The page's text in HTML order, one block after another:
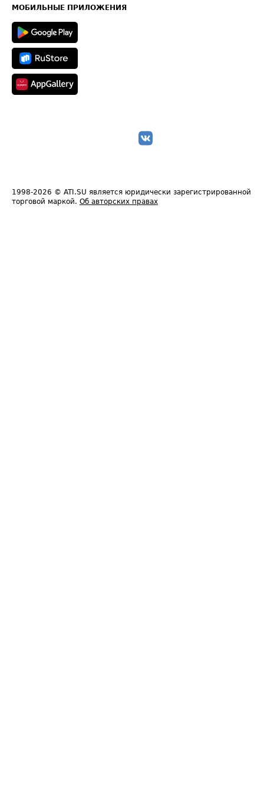
Техническая информация
МОБИЛЬНЫЕ ПРИЛОЖЕНИЯ
1998-2026 © ATI.SU является юридически зарегистрированной
торговой маркой. Об авторских правах